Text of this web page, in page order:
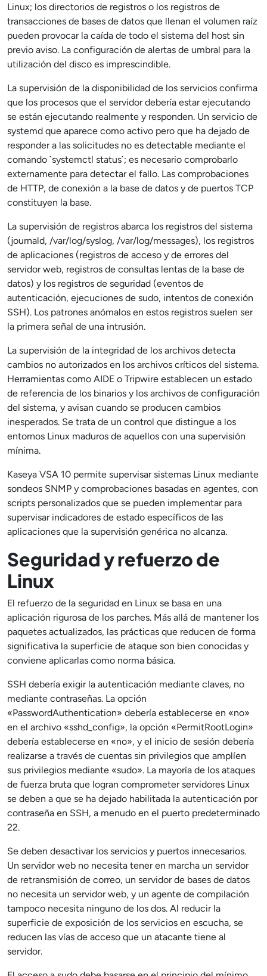
Linux; los directorios de registros o los registros de
transacciones de bases de datos que llenan el volumen raíz
pueden provocar la caída de todo el sistema del host sin
previo aviso. La configuración de alertas de umbral para la
utilización del disco es imprescindible.
La supervisión de la disponibilidad de los servicios confirma
que los procesos que el servidor debería estar ejecutando
se están ejecutando realmente y responden. Un servicio de
systemd que aparece como activo pero que ha dejado de
responder a las solicitudes no es detectable mediante el
comando `systemctl status`; es necesario comprobarlo
externamente para detectar el fallo. Las comprobaciones
de HTTP, de conexión a la base de datos y de puertos TCP
constituyen la base.
La supervisión de registros abarca los registros del sistema
(journald, /var/log/syslog, /var/log/messages), los registros
de aplicaciones (registros de acceso y de errores del
servidor web, registros de consultas lentas de la base de
datos) y los registros de seguridad (eventos de
autenticación, ejecuciones de sudo, intentos de conexión
SSH). Los patrones anómalos en estos registros suelen ser
la primera señal de una intrusión.
La supervisión de la integridad de los archivos detecta
cambios no autorizados en los archivos críticos del sistema.
Herramientas como AIDE o Tripwire establecen un estado
de referencia de los binarios y los archivos de configuración
del sistema, y avisan cuando se producen cambios
inesperados. Se trata de un control que distingue a los
entornos Linux maduros de aquellos con una supervisión
mínima.
Kaseya VSA 10 permite supervisar sistemas Linux mediante
sondeos SNMP y comprobaciones basadas en agentes, con
scripts personalizados que se pueden implementar para
supervisar indicadores de estado específicos de las
aplicaciones que la supervisión genérica no alcanza.
Seguridad y refuerzo de
Linux
El refuerzo de la seguridad en Linux se basa en una
aplicación rigurosa de los parches. Más allá de mantener los
paquetes actualizados, las prácticas que reducen de forma
significativa la superficie de ataque son bien conocidas y
conviene aplicarlas como norma básica.
SSH debería exigir la autenticación mediante claves, no
mediante contraseñas. La opción
«PasswordAuthentication» debería establecerse en «no»
en el archivo «sshd_config», la opción «PermitRootLogin»
debería establecerse en «no», y el inicio de sesión debería
realizarse a través de cuentas sin privilegios que amplíen
sus privilegios mediante «sudo». La mayoría de los ataques
de fuerza bruta que logran comprometer servidores Linux
se deben a que se ha dejado habilitada la autenticación por
contraseña en SSH, a menudo en el puerto predeterminado
22.
Se deben desactivar los servicios y puertos innecesarios.
Un servidor web no necesita tener en marcha un servidor
de retransmisión de correo, un servidor de bases de datos
no necesita un servidor web, y un agente de compilación
tampoco necesita ninguno de los dos. Al reducir la
superficie de exposición de los servicios en escucha, se
reducen las vías de acceso que un atacante tiene al
servidor.